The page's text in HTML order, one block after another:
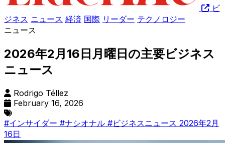
ビ
ジネス ニュース 経済 国際 リーダー テクノロジー
ニュース
2026年2月16日月曜日の主要ビジネス
ニュース
Rodrigo Téllez
February 16, 2026
#インサイダー #ナシオナル #ビジネスニュース 2026年2月
16日